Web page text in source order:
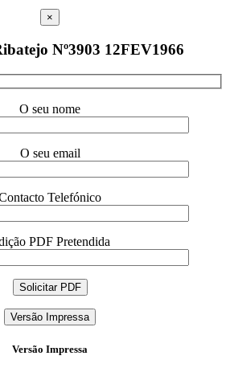
×
Nº3903 12FEV1966
O seu nome
O seu email
Telefónico
PDF Pretendida
Versão Impressa
Versão Impressa